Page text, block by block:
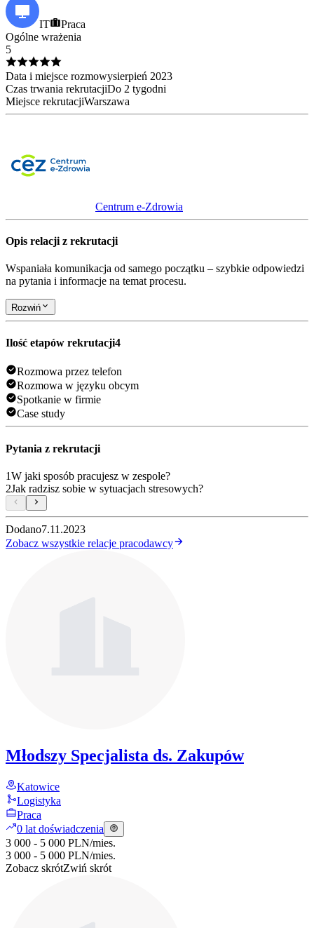
IT
Praca
Ogólne wrażenia
5
Data i miejsce rozmowysierpień 2023
Czas trwania rekrutacjiDo 2 tygodni
Miejsce rekrutacjiWarszawa
Centrum e-Zdrowia
Opis relacji z rekrutacji
Wspaniała komunikacja od samego początku – szybkie odpowiedzi
na pytania i informacje na temat procesu.
Rozwiń
Ilość etapów rekrutacji4
Rozmowa przez telefon
Rozmowa w języku obcym
Spotkanie w firmie
Case study
Pytania z rekrutacji
1W jaki sposób pracujesz w zespole?
2Jak radzisz sobie w sytuacjach stresowych?
Dodano7.11.2023
Zobacz wszystkie relacje pracodawcy
Młodszy Specjalista ds. Zakupów
Katowice
Logistyka
Praca
0 lat doświadczenia
3 000 - 5 000 PLN/mies.
3 000 - 5 000 PLN/mies.
Zobacz skrótZwiń skrót